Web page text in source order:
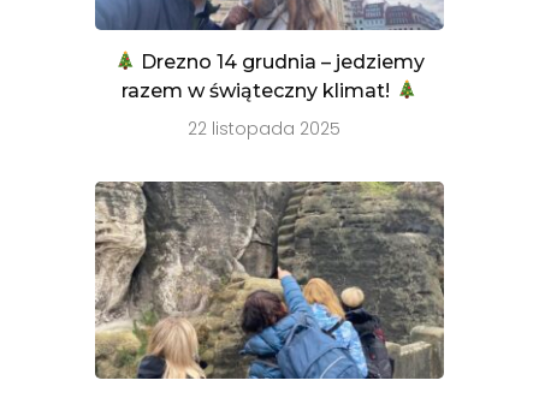
Drezno 14 grudnia – jedziemy
razem w świąteczny klimat!
22 listopada 2025